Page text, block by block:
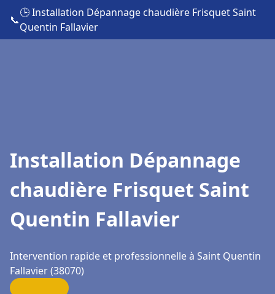
📞
🕒 Installation Dépannage chaudière Frisquet Saint
Quentin Fallavier
Installation Dépannage
chaudière Frisquet Saint
Quentin Fallavier
Intervention rapide et professionnelle à Saint Quentin
Fallavier (38070)